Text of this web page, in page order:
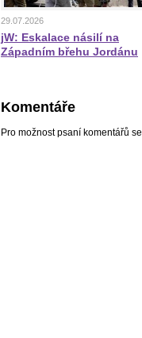
29.07.2026
jW: Eskalace násilí na
Západním břehu Jordánu
Komentáře
Pro možnost psaní komentářů se